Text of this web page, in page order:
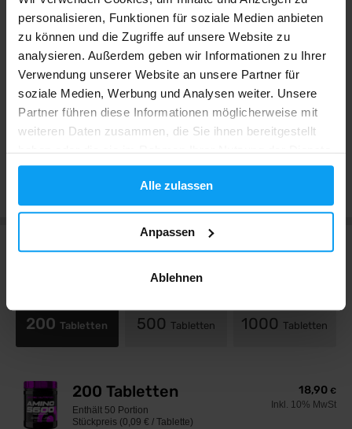
personalisieren, Funktionen für soziale Medien anbieten
zu können und die Zugriffe auf unsere Website zu
analysieren. Außerdem geben wir Informationen zu Ihrer
Verwendung unserer Website an unsere Partner für
soziale Medien, Werbung und Analysen weiter. Unsere
Partner führen diese Informationen möglicherweise mit
weiteren Daten zusammen, die Sie ihnen bereitgestellt
haben oder die sie im Rahmen Ihrer Nutzung der Dienste
gesammelt haben.
Alle zulassen
Anpassen
Ablehnen
Äußerst gut
Sehr gut
155 x
Gut
Bewertungen anzeigen
200 Tabletten 500 Tabletten 1000 Tabletten
200 Tabletten
Enthält 50 Portion
Stückpreis (0,09 € / Tablette)
18,90 €
Inkl. 10% MwSt